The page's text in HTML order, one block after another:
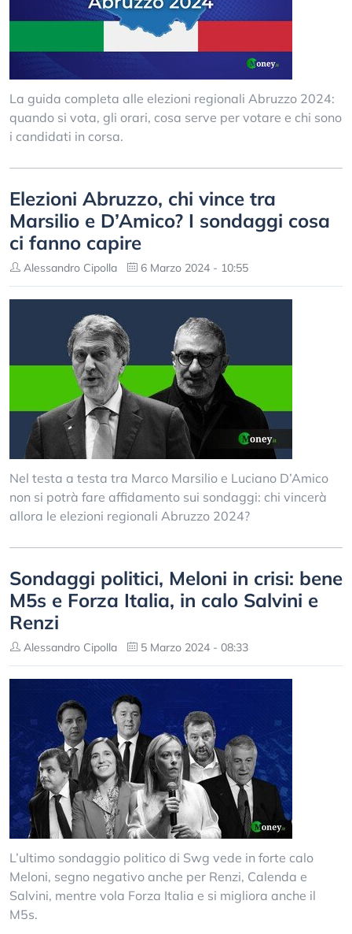
La guida completa alle elezioni regionali Abruzzo 2024:
quando si vota, gli orari, cosa serve per votare e chi sono
i candidati in corsa.
Elezioni Abruzzo, chi vince tra
Marsilio e D’Amico? I sondaggi cosa
ci fanno capire
Alessandro Cipolla 6 Marzo 2024 - 10:55
Nel testa a testa tra Marco Marsilio e Luciano D’Amico
non si potrà fare affidamento sui sondaggi: chi vincerà
allora le elezioni regionali Abruzzo 2024?
Sondaggi politici, Meloni in crisi: bene
M5s e Forza Italia, in calo Salvini e
Renzi
Alessandro Cipolla 5 Marzo 2024 - 08:33
L’ultimo sondaggio politico di Swg vede in forte calo
Meloni, segno negativo anche per Renzi, Calenda e
Salvini, mentre vola Forza Italia e si migliora anche il
M5s.